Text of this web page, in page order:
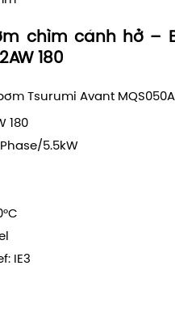
chìm cánh hở –
180
Tsurumi Avant MQS050A
180
5.5kW
IE3